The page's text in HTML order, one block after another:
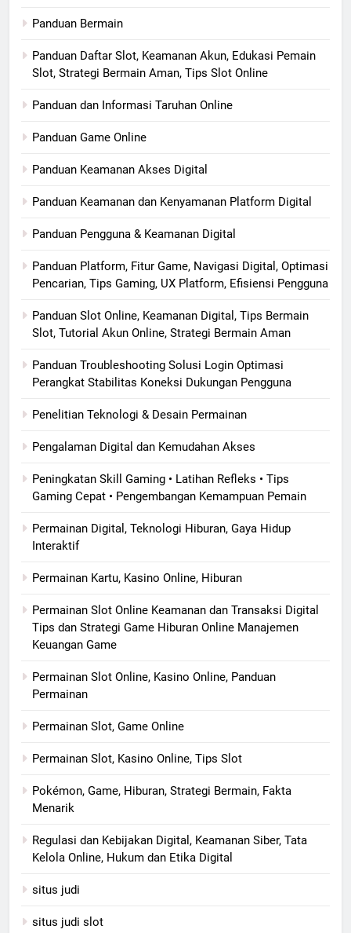
Panduan Bermain
Panduan Daftar Slot, Keamanan Akun, Edukasi Pemain
Slot, Strategi Bermain Aman, Tips Slot Online
Panduan dan Informasi Taruhan Online
Panduan Game Online
Panduan Keamanan Akses Digital
Panduan Keamanan dan Kenyamanan Platform Digital
Panduan Pengguna & Keamanan Digital
Panduan Platform, Fitur Game, Navigasi Digital, Optimasi
Pencarian, Tips Gaming, UX Platform, Efisiensi Pengguna
Panduan Slot Online, Keamanan Digital, Tips Bermain
Slot, Tutorial Akun Online, Strategi Bermain Aman
Panduan Troubleshooting Solusi Login Optimasi
Perangkat Stabilitas Koneksi Dukungan Pengguna
Penelitian Teknologi & Desain Permainan
Pengalaman Digital dan Kemudahan Akses
Peningkatan Skill Gaming • Latihan Refleks • Tips
Gaming Cepat • Pengembangan Kemampuan Pemain
Permainan Digital, Teknologi Hiburan, Gaya Hidup
Interaktif
Permainan Kartu, Kasino Online, Hiburan
Permainan Slot Online Keamanan dan Transaksi Digital
Tips dan Strategi Game Hiburan Online Manajemen
Keuangan Game
Permainan Slot Online, Kasino Online, Panduan
Permainan
Permainan Slot, Game Online
Permainan Slot, Kasino Online, Tips Slot
Pokémon, Game, Hiburan, Strategi Bermain, Fakta
Menarik
Regulasi dan Kebijakan Digital, Keamanan Siber, Tata
Kelola Online, Hukum dan Etika Digital
situs judi
situs judi slot